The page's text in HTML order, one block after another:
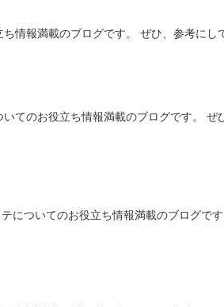
ち情報満載のブログです。 ぜひ、参考に
てのお役立ち情報満載のブログです。 ぜ
についてのお役立ち情報満載のブログで